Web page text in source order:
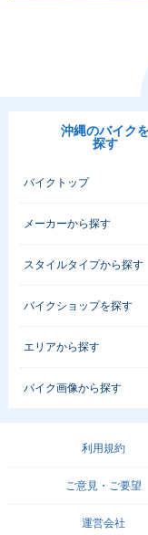
沖縄のバイク
探す
バイクトップ
メーカーから探す
スタイルタイプから探す
バイクショップを探す
エリアから探す
バイク画像から探す
利用規約
ご意見・ご要望
運営会社